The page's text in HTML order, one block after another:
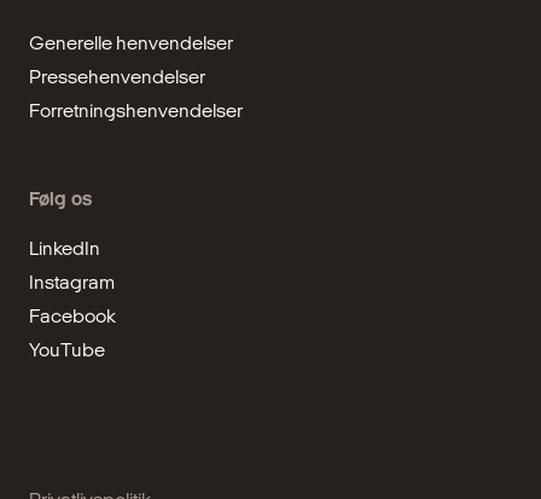
Generelle henvendelser
Pressehenvendelser
Forretningshenvendelser
Følg os
LinkedIn
Instagram
Facebook
YouTube